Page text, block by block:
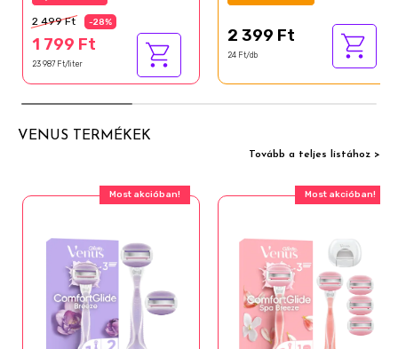
2 499 Ft -28%
1 799 Ft
23 987 Ft/liter
2 399 Ft
24 Ft/db
VENUS TERMÉKEK
Tovább a teljes listához >
Most akcióban! Most akcióban!